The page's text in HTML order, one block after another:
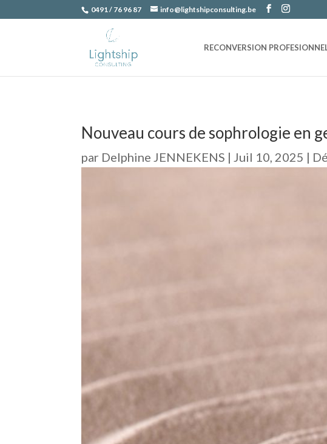
0491 / 76 96 87 info@lightshipconsulting.be
RECONVERSION
Nouveau cours de sophrologie en
par Delphine JENNEKENS | Juil 10, 2025 |